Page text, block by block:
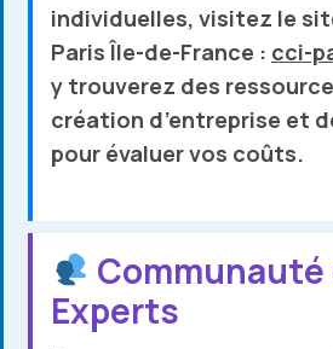
individuelles, visitez le
Paris Île-de-France : cci-
y trouverez des
création d’entreprise et
pour évaluer vos coûts.
Experts